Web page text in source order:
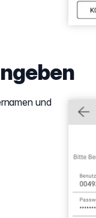
und